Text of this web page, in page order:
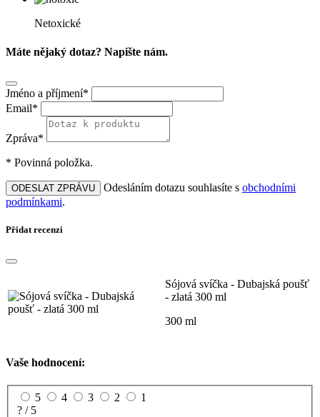
Netoxické
Máte nějaký dotaz? Napište nám.
Jméno a příjmení*
Email*
Zpráva*
* Povinná položka.
ODESLAT ZPRÁVU Odesláním dotazu souhlasíte s obchodními
podmínkami.
Přidat recenzi
Sójová svíčka - Dubajská poušť
- zlatá 300 ml
300 ml
Vaše hodnocení:
5 4 3 2
1
? / 5